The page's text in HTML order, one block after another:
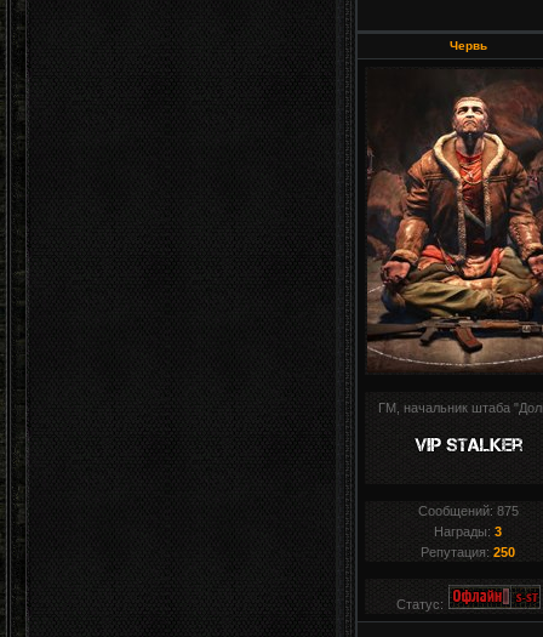
Червь
ГМ, начальник штаба
Сообщений: 875
Награды:3
Репутация:250
Статус: